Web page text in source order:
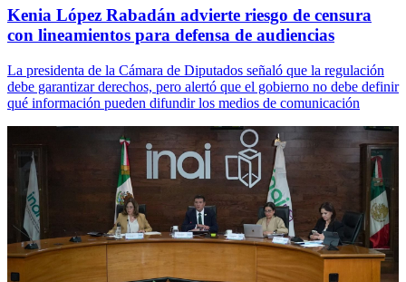
Kenia López Rabadán advierte riesgo de censura
con lineamientos para defensa de audiencias
La presidenta de la Cámara de Diputados señaló que la regulación
debe garantizar derechos, pero alertó que el gobierno no debe definir
qué información pueden difundir los medios de comunicación